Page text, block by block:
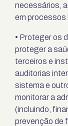
necessários,
em processos
• Proteger os
proteger a
terceiros e
auditorias
sistema e
monitorar a
(incluindo,
prevenção de